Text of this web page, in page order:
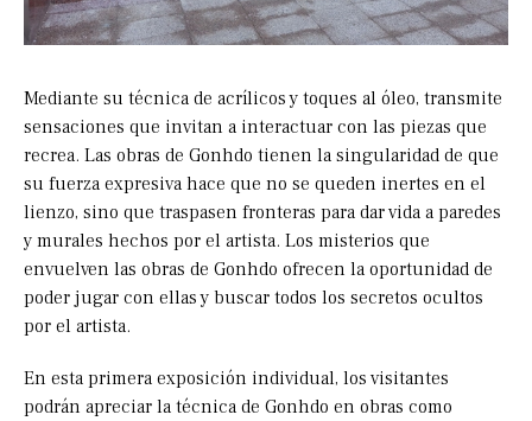
Mediante su técnica de acrílicos y toques al óleo, transmite
sensaciones que invitan a interactuar con las piezas que
recrea. Las obras de Gonhdo tienen la singularidad de que
su fuerza expresiva hace que no se queden inertes en el
lienzo, sino que traspasen fronteras para dar vida a paredes
y murales hechos por el artista. Los misterios que
envuelven las obras de Gonhdo ofrecen la oportunidad de
poder jugar con ellas y buscar todos los secretos ocultos
por el artista.
En esta primera exposición individual, los visitantes
podrán apreciar la técnica de Gonhdo en obras como